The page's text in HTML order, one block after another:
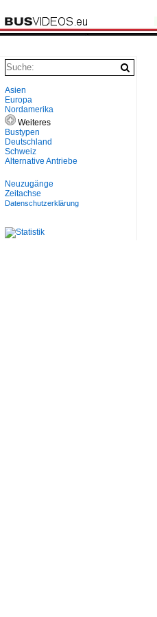
Asien
Europa
Nordamerika
Weiteres
Bustypen
Deutschland
Schweiz
Alternative Antriebe
Neuzugänge
Zeitachse
Datenschutzerklärung